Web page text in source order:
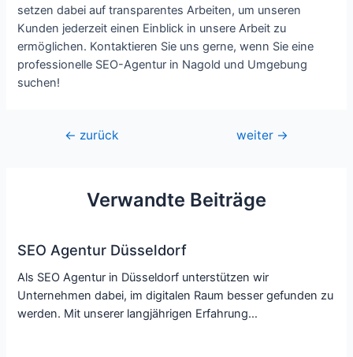
setzen dabei auf transparentes Arbeiten, um unseren
Kunden jederzeit einen Einblick in unsere Arbeit zu
ermöglichen. Kontaktieren Sie uns gerne, wenn Sie eine
professionelle SEO-Agentur in Nagold und Umgebung
suchen!
Beitragsnavigation
← zurück weiter →
Verwandte Beiträge
SEO Agentur Düsseldorf
Als SEO Agentur in Düsseldorf unterstützen wir
Unternehmen dabei, im digitalen Raum besser gefunden zu
werden. Mit unserer langjährigen Erfahrung…